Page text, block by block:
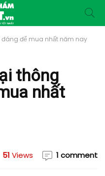
để mua nhất năm nay
thông
nhất
51 Views 1 comment